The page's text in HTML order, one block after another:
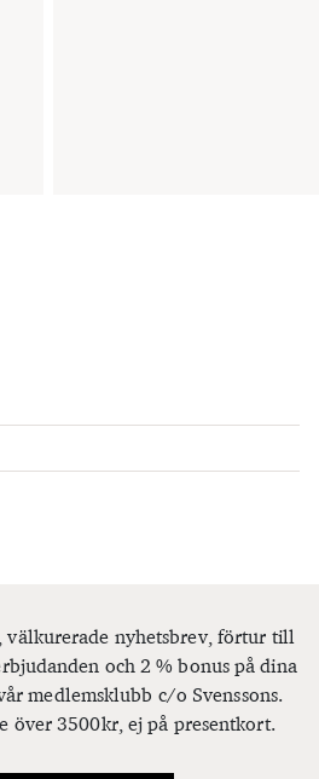
välkurerade nyhetsbrev, förtur till
och 2 % bonus på dina
medlemsklubb c/o Svenssons.
3500kr, ej på presentkort.